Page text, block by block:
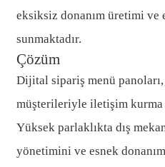
eksiksiz donanım üretimi ve
sunmaktadır.
Çözüm
Dijital sipariş menü panoları,
müşterileriyle iletişim
Yüksek parlaklıkta dış
yönetimini ve esnek